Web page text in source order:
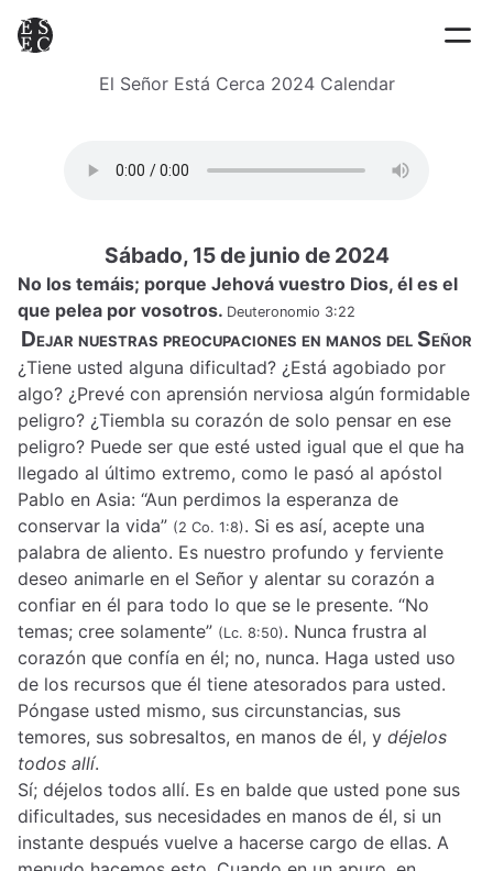
El Señor Está Cerca 2024 Calendar
Sábado, 15 de junio de 2024
No los temáis; porque Jehová vuestro Dios, él es el
que pelea por vosotros. Deuteronomio 3:22
Dejar nuestras preocupaciones en manos del Señor
¿Tiene usted alguna dificultad? ¿Está agobiado por
algo? ¿Prevé con aprensión nerviosa algún formidable
peligro? ¿Tiembla su corazón de solo pensar en ese
peligro? Puede ser que esté usted igual que el que ha
llegado al último extremo, como le pasó al apóstol
Pablo en Asia: “Aun perdimos la esperanza de
conservar la vida” (2 Co. 1:8). Si es así, acepte una
palabra de aliento. Es nuestro profundo y ferviente
deseo animarle en el Señor y alentar su corazón a
confiar en él para todo lo que se le presente. “No
temas; cree solamente” (Lc. 8:50). Nunca frustra al
corazón que confía en él; no, nunca. Haga usted uso
de los recursos que él tiene atesorados para usted.
Póngase usted mismo, sus circunstancias, sus
temores, sus sobresaltos, en manos de él, y déjelos
todos allí.
Sí; déjelos todos allí. Es en balde que usted pone sus
dificultades, sus necesidades en manos de él, si un
instante después vuelve a hacerse cargo de ellas. A